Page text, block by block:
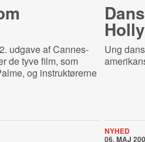
udgave af Cannes-
de tyve film, som
og instruktørerne
Ung
NYHED
06. MAJ